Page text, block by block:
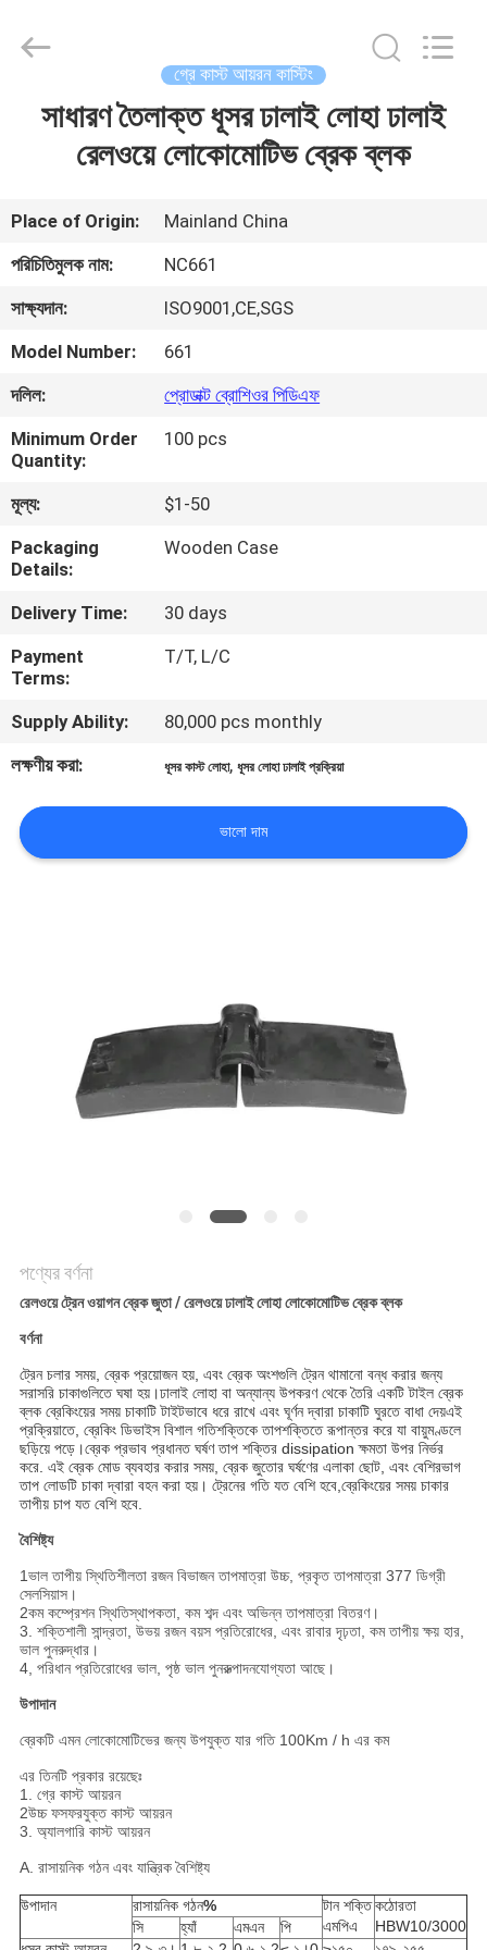
বাড়ি
ভিডিও
আমাদের
সম্বন্ধে
কারখানা
পরিদর্শন
গুণমান
নিয়ন্ত্রণ
আমাদের
সাথে
যোগাযোগ
খবর
একটি
Foundry
CO.,LTD.
গ্রে কাস্ট আয়রন কাস্টিং
সাধারণ তৈলাক্ত ধূসর ঢালাই লোহা ঢালাই
রেলওয়ে লোকোমোটিভ ব্রেক ব্লক
Place of Origin:
Mainland China
পরিচিতিমুলক নাম:
NC661
সাক্ষ্যদান:
ISO9001,CE,SGS
Model Number:
661
দলিল:
প্রোডাক্ট ব্রোশিওর পিডিএফ
Minimum Order
Quantity:
100 pcs
মূল্য:
$1-50
Packaging
Details:
Wooden Case
Delivery Time:
30 days
Payment
Terms:
T/T, L/C
Supply Ability:
80,000 pcs monthly
লক্ষণীয় করা:
ধূসর কাস্ট লোহা,ধূসর লোহা ঢালাই প্রক্রিয়া
ভালো দাম
পণ্যের বর্ণনা
রেলওয়ে ট্রেন ওয়াগন ব্রেক জুতা / রেলওয়ে ঢালাই লোহা লোকোমোটিভ ব্রেক ব্লক
বর্ণনা
ট্রেন চলার সময়, ব্রেক প্রয়োজন হয়, এবং ব্রেক অংশগুলি ট্রেন থামানো বন্ধ করার জন্য
সরাসরি চাকাগুলিতে ঘষা হয়।ঢালাই লোহা বা অন্যান্য উপকরণ থেকে তৈরি একটি টাইল ব্রেক
ব্লক ব্রেকিংয়ের সময় চাকাটি টাইটভাবে ধরে রাখে এবং ঘূর্ণন দ্বারা চাকাটি ঘুরতে বাধা দেয়এই
প্রক্রিয়াতে, ব্রেকিং ডিভাইস বিশাল গতিশক্তিকে তাপশক্তিতে রূপান্তর করে যা বায়ুমণ্ডলে
ছড়িয়ে পড়ে।ব্রেক প্রভাব প্রধানত ঘর্ষণ তাপ শক্তির dissipation ক্ষমতা উপর নির্ভর
করে. এই ব্রেক মোড ব্যবহার করার সময়, ব্রেক জুতোর ঘর্ষণের এলাকা ছোট, এবং বেশিরভাগ
তাপ লোডটি চাকা দ্বারা বহন করা হয়। ট্রেনের গতি যত বেশি হবে,ব্রেকিংয়ের সময় চাকার
তাপীয় চাপ যত বেশি হবে.
বৈশিষ্ট্য
1ভাল তাপীয় স্থিতিশীলতা রজন বিভাজন তাপমাত্রা উচ্চ, প্রকৃত তাপমাত্রা 377 ডিগ্রী
সেলসিয়াস।
2কম কম্প্রেশন স্থিতিস্থাপকতা, কম শব্দ এবং অভিন্ন তাপমাত্রা বিতরণ।
3. শক্তিশালী সান্দ্রতা, উভয় রজন বয়স প্রতিরোধের, এবং রাবার দৃঢ়তা, কম তাপীয় ক্ষয় হার,
ভাল পুনরুদ্ধার।
4, পরিধান প্রতিরোধের ভাল, পৃষ্ঠ ভাল পুনরুত্পাদনযোগ্যতা আছে।
উপাদান
ব্রেকটি এমন লোকোমোটিভের জন্য উপযুক্ত যার গতি 100Km / h এর কম
এর তিনটি প্রকার রয়েছেঃ
1. গ্রে কাস্ট আয়রন
2উচ্চ ফসফরযুক্ত কাস্ট আয়রন
3. অ্যালগারি কাস্ট আয়রন
A. রাসায়নিক গঠন এবং যান্ত্রিক বৈশিষ্ট্য
উপাদান রাসায়নিক গঠন%
টান শক্তি
এমপিএ
কঠোরতা
HBW10/3000
সি হ্যাঁ এমএন
পি